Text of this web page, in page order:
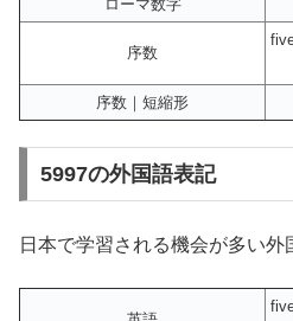
ローマ数字
序数
序数｜短縮形
5997の外国語表記
日本で学習される機会が多い外